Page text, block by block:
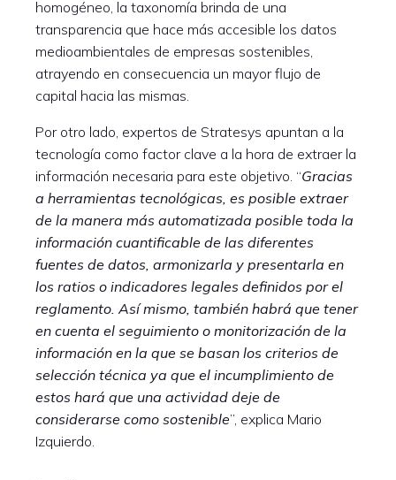
homogéneo, la taxonomía brinda de una
transparencia que hace más accesible los datos
medioambientales de empresas sostenibles,
atrayendo en consecuencia un mayor flujo de
capital hacia las mismas.
Por otro lado, expertos de Stratesys apuntan a la
tecnología como factor clave a la hora de extraer la
información necesaria para este objetivo. “Gracias
a herramientas tecnológicas, es posible extraer
de la manera más automatizada posible toda la
información cuantificable de las diferentes
fuentes de datos, armonizarla y presentarla en
los ratios o indicadores legales definidos por el
reglamento. Así mismo, también habrá que tener
en cuenta el seguimiento o monitorización de la
información en la que se basan los criterios de
selección técnica ya que el incumplimiento de
estos hará que una actividad deje de
considerarse como sostenible”, explica Mario
Izquierdo.